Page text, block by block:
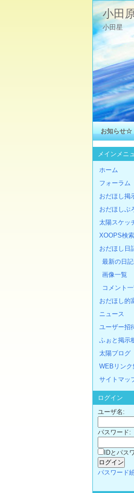
小田
小田星
お知らせ☆
メインメニ
ホーム
フォーラム
おだほし掲
おだほしぶ
太陽スケッ
XOOPS検索
おだほし日
最新の日
画像一覧
コメント
おだほし的
ニュース
ユーザー招
ふぉと掲示
太陽ブログ
WEBリンク
サイトマッ
ログイン
ユーザ名:
パスワード:
IDとパス
パスワード